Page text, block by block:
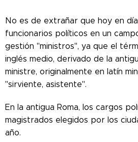
No es de extrañar que hoy en
funcionarios políticos en un
gestión "ministros", ya que el
inglés medio, derivado de la
ministre, originalmente en latín
"sirviente, asistente".
En la antigua Roma, los cargos
magistrados elegidos por los
año.